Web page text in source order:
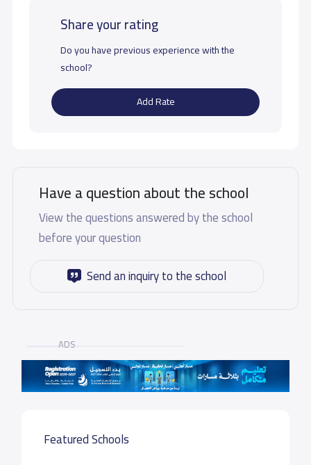
Share your rating
Do you have previous experience with the
school?
Add Rate
Have a question about the school
View the questions answered by the school
before your question
Send an inquiry to the school
ADS
Featured Schools